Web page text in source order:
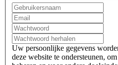
Uw persoonlijke gegevens
deze website te ondersteunen,